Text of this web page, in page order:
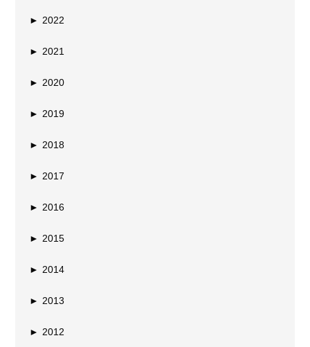
► 2022
► 2021
► 2020
► 2019
► 2018
► 2017
► 2016
► 2015
► 2014
► 2013
► 2012